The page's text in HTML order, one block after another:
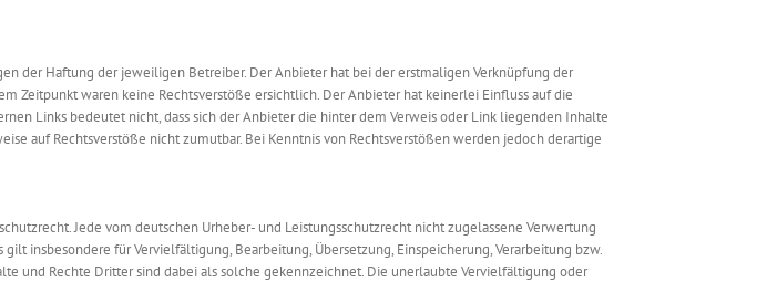
der Haftung der jeweiligen Betreiber. Der Anbieter hat bei der erstmaligen Verknüpfung der
Zeitpunkt waren keine Rechtsverstöße ersichtlich. Der Anbieter hat keinerlei Einfluss auf die
Links bedeutet nicht, dass sich der Anbieter die hinter dem Verweis oder Link liegenden Inhalte
auf Rechtsverstöße nicht zumutbar. Bei Kenntnis von Rechtsverstößen werden jedoch derartige
Jede vom deutschen Urheber- und Leistungsschutzrecht nicht zugelassene Verwertung
insbesondere für Vervielfältigung, Bearbeitung, Übersetzung, Einspeicherung, Verarbeitung bzw.
und Rechte Dritter sind dabei als solche gekennzeichnet. Die unerlaubte Vervielfältigung oder